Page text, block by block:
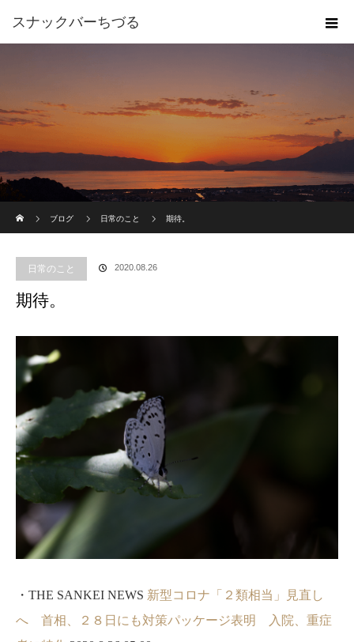
スナックバーちづる
ブログ
日常のこと 期待。
日常のこと 2020.08.26
期待。
・THE SANKEI NEWS 新型コロナ「２類相当」見直し
へ 首相、２８日にも対策パッケージ表明 入院、重症